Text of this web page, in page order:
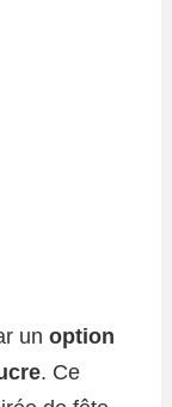
un option
. Ce